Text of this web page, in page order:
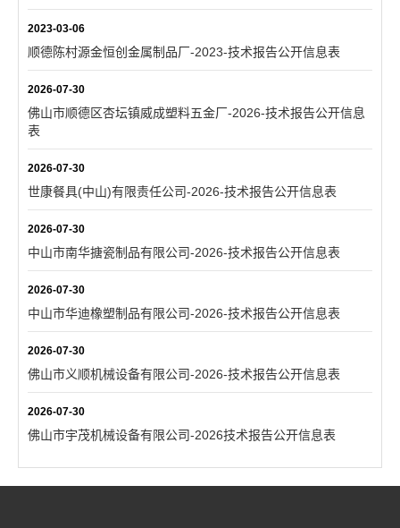
2023-03-06
顺德陈村源金恒创金属制品厂-2023-技术报告公开信息表
2026-07-30
佛山市顺德区杏坛镇威成塑料五金厂-2026-技术报告公开信息
表
2026-07-30
世康餐具(中山)有限责任公司-2026-技术报告公开信息表
2026-07-30
中山市南华搪瓷制品有限公司-2026-技术报告公开信息表
2026-07-30
中山市华迪橡塑制品有限公司-2026-技术报告公开信息表
2026-07-30
佛山市义顺机械设备有限公司-2026-技术报告公开信息表
2026-07-30
佛山市宇茂机械设备有限公司-2026技术报告公开信息表